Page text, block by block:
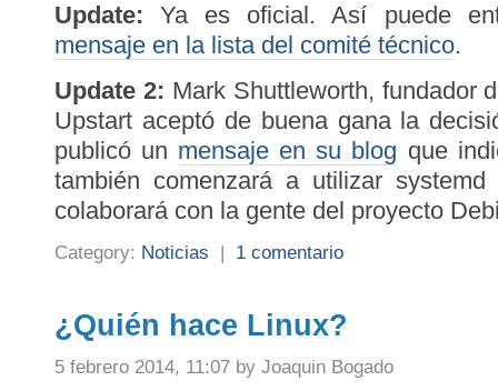
Update: Ya es oficial. Así puede
mensaje en la lista del comité técnico.
Update 2: Mark Shuttleworth, fundador
Upstart aceptó de buena gana la
publicó un mensaje en su blog que
también comenzará a utilizar
colaborará con la gente del proyecto
Category: Noticias | 1 comentario
¿Quién hace Linux?
5 febrero 2014, 11:07 by Joaquin Bogado